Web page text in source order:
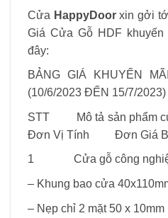
Cửa HappyDoorxin gởi
Giá Cửa Gỗ HDF
đây:
BẢNG GIÁ KHUYẾN
(10/6/2023 ĐẾN 15/7/2023)
STT Mô tả sản
Đơn Vị Tính Đơn Giá
1 Cửa gỗ công
– Khung bao cửa
– Nẹp chỉ 2 mặt 50 x